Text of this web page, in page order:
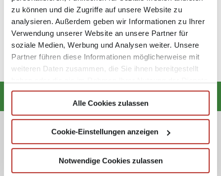
zu können und die Zugriffe auf unsere Website zu
analysieren. Außerdem geben wir Informationen zu Ihrer
Verwendung unserer Website an unsere Partner für
soziale Medien, Werbung und Analysen weiter. Unsere
Partner führen diese Informationen möglicherweise mit
weiteren Daten zusammen, die Sie ihnen bereitgestellt
gesammelt haben.
Alle Cookies zulassen
Cookie-Einstellungen anzeigen
Notwendige Cookies zulassen
– Bezahlter Werbeinhalt – Jeder sieht es, jeder hört es, aber weiß auch
OLED ist eine Abkürzung und steht für Organic-Light-Emitting Diode....
« Vorherige Seite